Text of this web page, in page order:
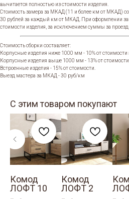
вычитается полностью из стоимости изделия.
Стоимость замера за МКАД (11 и более км от МКАД)
30 рублей за каждый км от МКАД. При оформлении
стоимости изделия, за исключением суммы за проезд
Стоимость сборки составляет:
Корпусные изделия ниже 1000 мм - 10% от стоимости
Корпусные изделия выше 1000 мм - 13% от стоимости.
Встроенные изделия - 15% от стоимости.
Выезд мастера за МКАД - 30 руб/км
С этим товаром покупают
Комод
ЛОФТ 10
Комод
ЛОФТ 2